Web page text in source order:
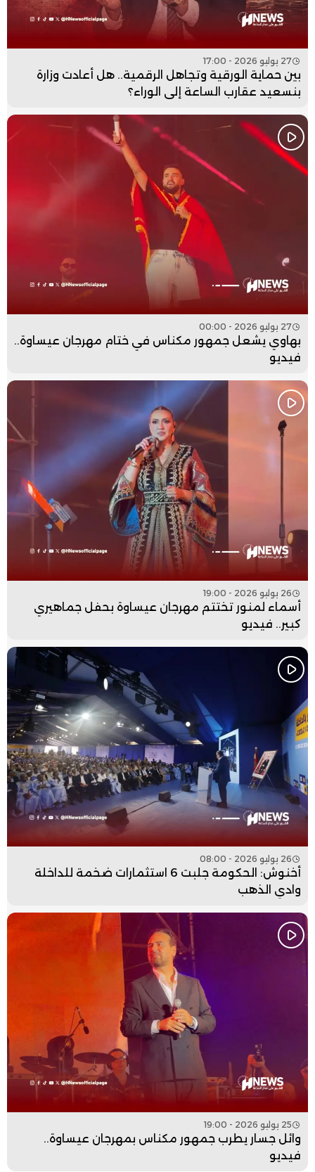
27 يوليو 2026 - 17:00
بين حماية الورقية وتجاهل الرقمية.. هل أعادت وزارة
بنسعيد عقارب الساعة إلى الوراء؟
27 يوليو 2026 - 00:00
بهاوي يشعل جمهور مكناس في ختام مهرجان عيساوة..
فيديو
26 يوليو 2026 - 19:00
أسماء لمنور تختتم مهرجان عيساوة بحفل جماهيري
كبير.. فيديو
26 يوليو 2026 - 08:00
أخنوش: الحكومة جلبت 6 استثمارات ضخمة للداخلة
وادي الذهب
25 يوليو 2026 - 19:00
وائل جسار يطرب جمهور مكناس بمهرجان عيساوة..
فيديو